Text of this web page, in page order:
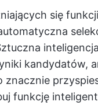
się
kandydatów,
znacznie
funkcję